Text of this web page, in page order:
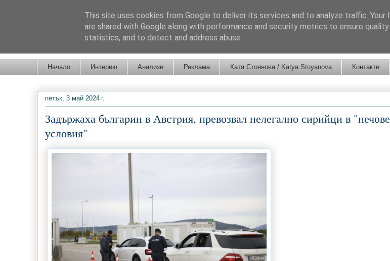
Начало Интервю Анализи Реклама Катя Стоянова / Katya Stoyanova Контакти
петък, 3 май 2024 г.
Задържаха българин в Австрия, превозвал нелегално сирийци в
условия"
This site uses cookies from Google to deliver its services and to analyze traffic. Your
are shared with Google along with performance and security metrics to ensure
statistics, and to detect and address abuse.